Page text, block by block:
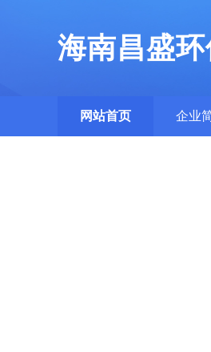
海南昌盛环
网站首页 企业